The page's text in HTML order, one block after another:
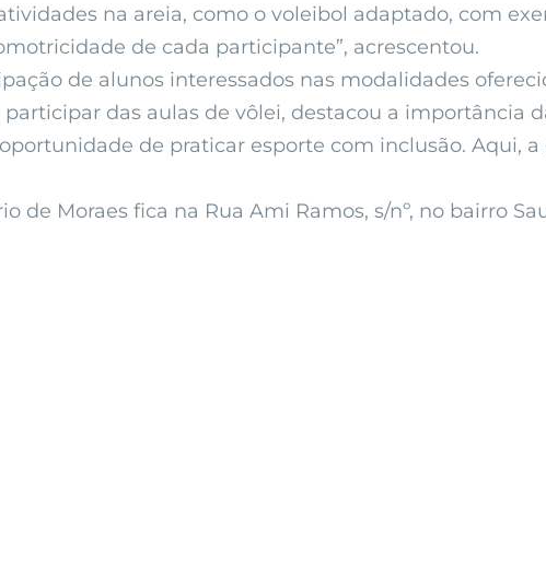
na areia, como o voleibol adaptado, com
de cada participante”, acrescentou.
de alunos interessados nas modalidades
das aulas de vôlei, destacou a importância
de praticar esporte com inclusão. Aqui,
de Moraes fica na Rua Ami Ramos, s/nº, no bairro